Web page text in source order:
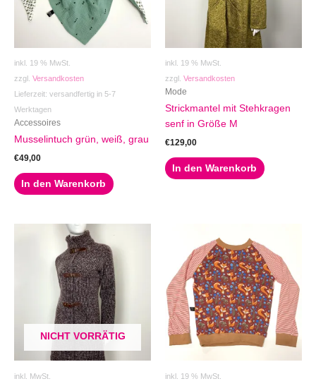
inkl. 19 % MwSt.
zzgl. Versandkosten
Lieferzeit: versandfertig in 5-7
Werktagen
Accessoires
Musselintuch grün, weiß, grau
€49,00
In den Warenkorb
inkl. 19 % MwSt.
zzgl. Versandkosten
Mode
Strickmantel mit Stehkragen
senf in Größe M
€129,00
In den Warenkorb
NICHT VORRÄTIG
inkl. MwSt.
Die
Optionen
inkl. 19 % MwSt.